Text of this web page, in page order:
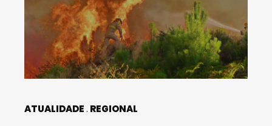
ATUALIDADE REGIONAL